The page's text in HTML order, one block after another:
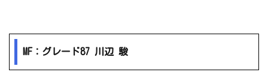
MF：グレード87 川辺 駿